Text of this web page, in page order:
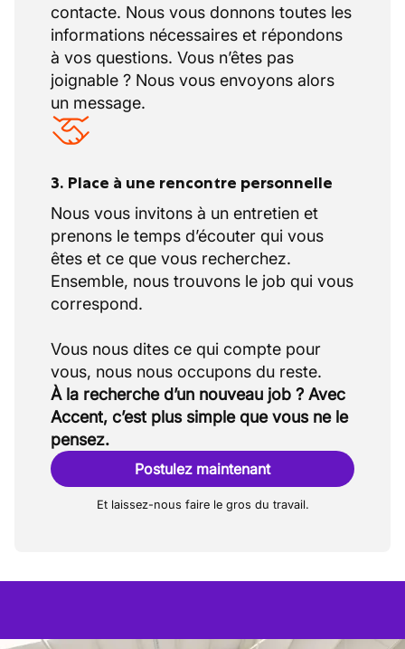
contacte. Nous vous donnons toutes les
informations nécessaires et répondons
à vos questions. Vous n’êtes pas
joignable ? Nous vous envoyons alors
un message.
3. Place à une rencontre personnelle
Nous vous invitons à un entretien et
prenons le temps d’écouter qui vous
êtes et ce que vous recherchez.
Ensemble, nous trouvons le job qui vous
correspond.
Vous nous dites ce qui compte pour
À la recherche d’un nouveau job ? Avec
Accent, c’est plus simple que vous ne le
pensez.
Postulez maintenant
Et laissez-nous faire le gros du travail.